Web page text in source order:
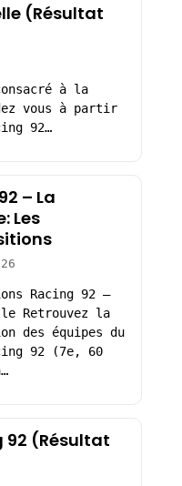
(Résultat
à la
vous à partir
92…
– La
Les
Racing 92 –
Retrouvez la
des équipes du
92 (7e, 60
92 (Résultat